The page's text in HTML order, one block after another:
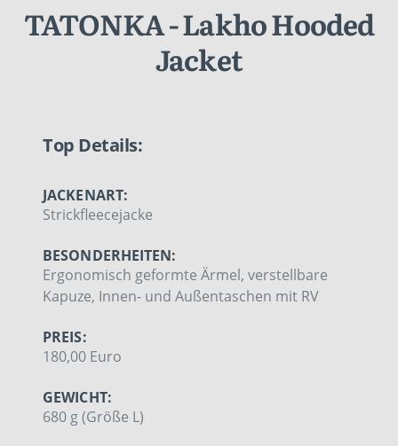
TATONKA - Lakho Hooded
Jacket
Top Details:
JACKENART:
Strickfleecejacke
BESONDERHEITEN:
Ergonomisch geformte Ärmel, verstellbare
Kapuze, Innen- und Außentaschen mit RV
PREIS:
180,00 Euro
GEWICHT:
680 g (Größe L)